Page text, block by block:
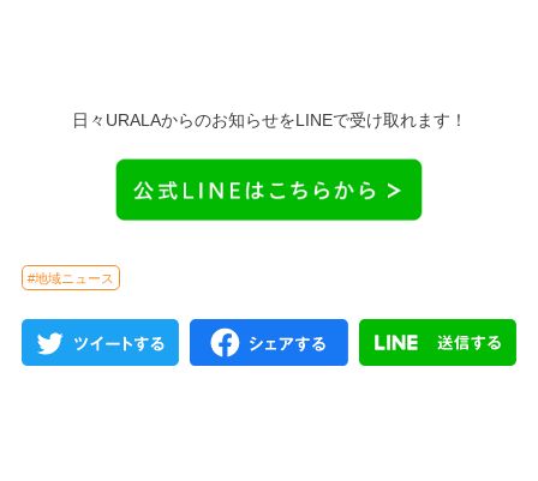
日々URALAからのお知らせをLINEで受け取れます！
#地域ニュース